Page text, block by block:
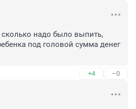
сколько надо было выпить,
под головой сумма денег
+4 –0